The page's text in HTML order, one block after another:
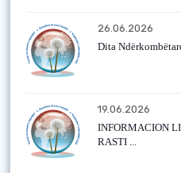
26.06.2026
Dita
19.06.2026
INFORMACION
RASTI ...